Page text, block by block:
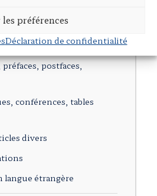
préférences
Déclaration de confidentialité
des ouvrages collectifs
revues juridiques
postfaces,
conférences, tables
divers
langue étrangère